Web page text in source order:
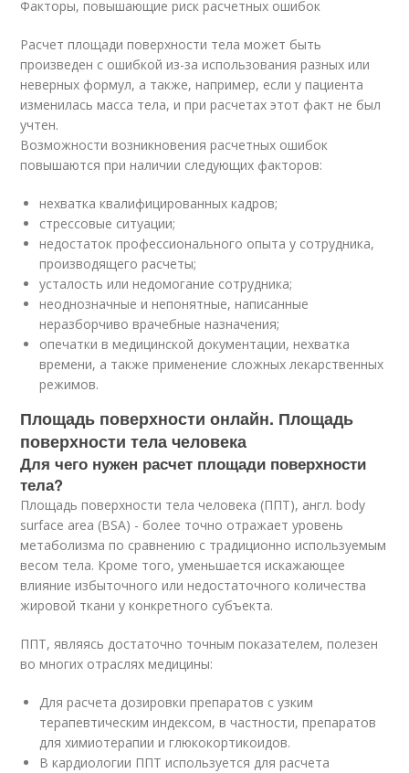
Факторы, повышающие риск расчетных ошибок
Расчет площади поверхности тела может быть
произведен с ошибкой из-за использования разных или
неверных формул, а также, например, если у пациента
изменилась масса тела, и при расчетах этот факт не был
учтен.
Возможности возникновения расчетных ошибок
повышаются при наличии следующих факторов:
нехватка квалифицированных кадров;
стрессовые ситуации;
недостаток профессионального опыта у сотрудника,
производящего расчеты;
усталость или недомогание сотрудника;
неоднозначные и непонятные, написанные
неразборчиво врачебные назначения;
опечатки в медицинской документации, нехватка
времени, а также применение сложных лекарственных
режимов.
Площадь поверхности онлайн. Площадь
поверхности тела человека
Для чего нужен расчет площади поверхности
тела?
Площадь поверхности тела человека (ППТ), англ. body
surface area (BSA) - более точно отражает уровень
метаболизма по сравнению с традиционно используемым
весом тела. Кроме того, уменьшается искажающее
влияние избыточного или недостаточного количества
жировой ткани у конкретного субъекта.
ППТ, являясь достаточно точным показателем, полезен
во многих отраслях медицины:
Для расчета дозировки препаратов с узким
терапевтическим индексом, в частности, препаратов
для химиотерапии и глюкокортикоидов.
В кардиологии ППТ используется для расчета